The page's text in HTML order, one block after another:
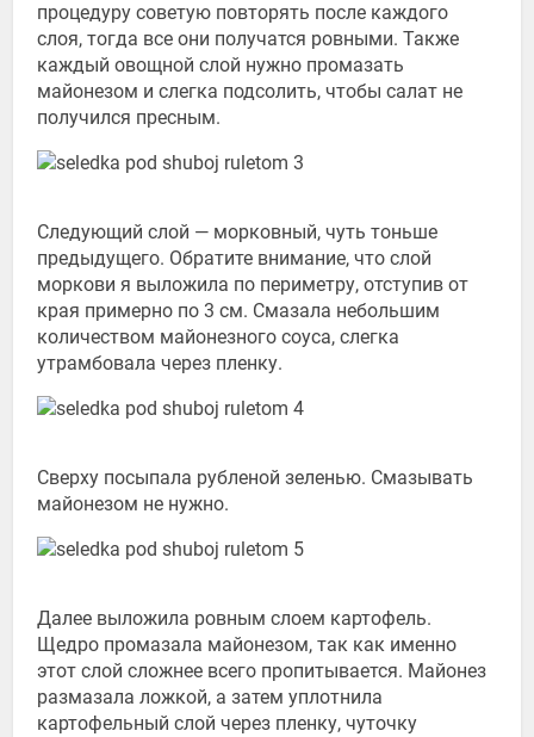
процедуру советую повторять после каждого
слоя, тогда все они получатся ровными. Также
каждый овощной слой нужно промазать
майонезом и слегка подсолить, чтобы салат не
получился пресным.
Следующий слой — морковный, чуть тоньше
предыдущего. Обратите внимание, что слой
моркови я выложила по периметру, отступив от
края примерно по 3 см. Смазала небольшим
количеством майонезного соуса, слегка
утрамбовала через пленку.
Сверху посыпала рубленой зеленью. Смазывать
майонезом не нужно.
Далее выложила ровным слоем картофель.
Щедро промазала майонезом, так как именно
этот слой сложнее всего пропитывается. Майонез
размазала ложкой, а затем уплотнила
картофельный слой через пленку, чуточку